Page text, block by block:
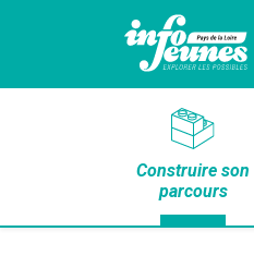
Construire son
parcours